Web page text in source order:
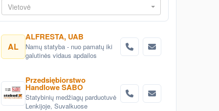
Vietovė
AL
ALFRESTA, UAB
Namų statyba - nuo pamatų iki
galutinės vidaus apdailos
Przedsiębiorstwo
Handlowe SABO
Statybinių medžiagų parduotuvė
Lenkijoje, Suvalkuose